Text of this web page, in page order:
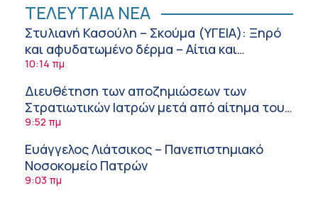
ΤΕΛΕΥΤΑΙΑ ΝΕΑ
Στυλιανή Κασούλη – Σκούμα (ΥΓΕΙΑ): Ξηρό
και αφυδατωμένο δέρμα – Αίτια και
αντιμετώπιση
10:14 πμ
Διευθέτηση των αποζημιώσεων των
Στρατιωτικών Ιατρών μετά από αίτημα του
ΙΣΑ
9:52 πμ
Ευάγγελος Λιάτσικος – Πανεπιστημιακό
Νοσοκομείο Πατρών
9:03 πμ